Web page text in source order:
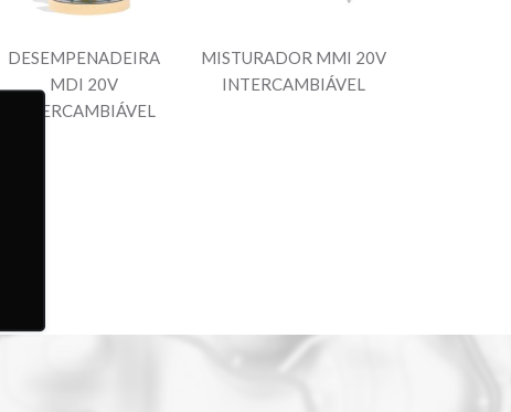
DESEMPENADEIRA
MDI 20V
INTERCAMBIÁVEL
MISTURADOR MMI 20V
INTERCAMBIÁVEL